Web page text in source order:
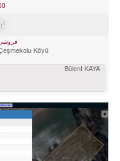
Köyü
Bülent KAYA